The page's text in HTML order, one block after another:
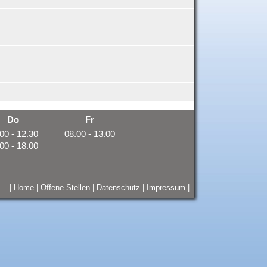
Do
Fr
- 12.30
08.00 - 13.00
- 18.00
| Home | Offene Stellen | Datenschutz | Impressum |